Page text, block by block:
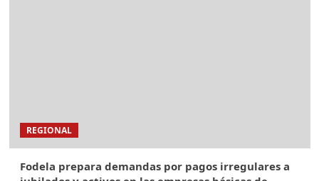
REGIONAL
Fodela prepara demandas por pagos irregulares a